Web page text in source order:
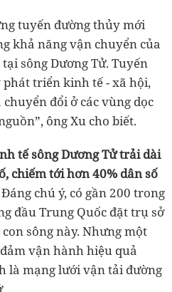
tuyến đường thủy mới
khả năng vận chuyển của
sông Dương Tử. Tuyến
triển kinh tế - xã hội,
đổi ở các vùng dọc
ông Xu cho biết.
tế sông Dương Tử trải dài
chiếm tới hơn 40% dân số
Đáng chú ý, có gần 200 trong
đầu Trung Quốc đặt trụ sở
sông này. Nhưng một
vận hành hiệu quả
là mạng lưới vận tải đường